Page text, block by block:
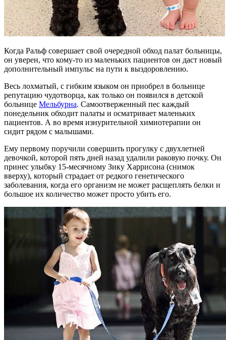
Когда Ральф совершает свой очередной обход палат больницы,
он уверен, что кому-то из маленьких пациентов он даст новый
дополнительный импульс на пути к выздоровлению.
Весь лохматый, с гибким языком он приобрел в больнице
репутацию чудотворца, как только он появился в детской
больнице Мельбурна. Самоотверженный пес каждый
понедельник обходит палаты и осматривает маленьких
пациентов. А во время изнурительной химиотерапии он
сидит рядом с малышами.
Ему первому поручили совершить прогулку с двухлетней
девочкой, которой пять дней назад удалили раковую почку. Он
принес улыбку 15-месячному Зику Харрисона (снимок
вверху), который страдает от редкого генетического
заболевания, когда его организм не может расщеплять белки и
большое их количество может просто убить его.